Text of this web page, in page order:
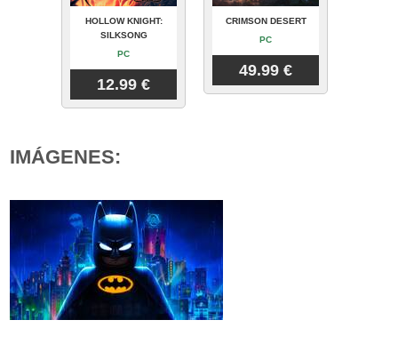
HOLLOW KNIGHT:
SILKSONG
PC
12.99 €
CRIMSON DESERT
PC
49.99 €
IMÁGENES: